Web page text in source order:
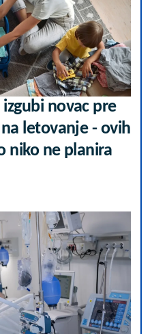
novac pre
letovanje - ovih
niko ne planira